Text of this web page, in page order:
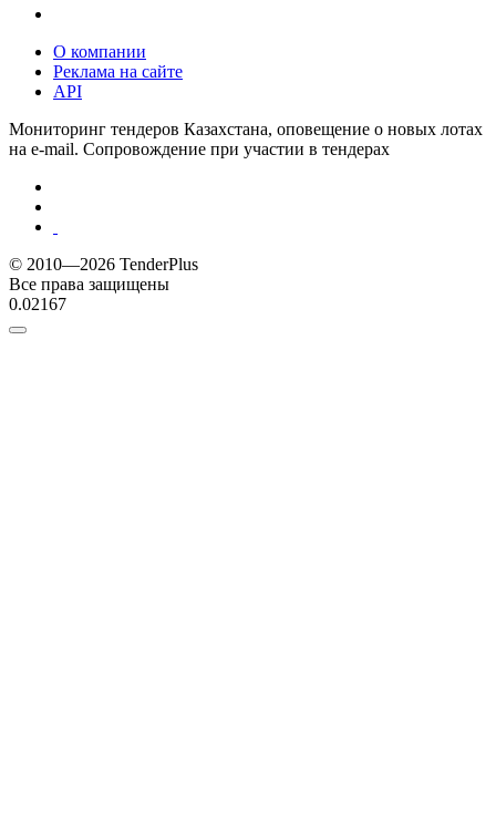
О компании
Реклама на сайте
API
Мониторинг тендеров Казахстана, оповещение о новых лотах
на e-mail. Сопровождение при участии в тендерах
© 2010—2026 TenderPlus
Все права защищены
0.02167